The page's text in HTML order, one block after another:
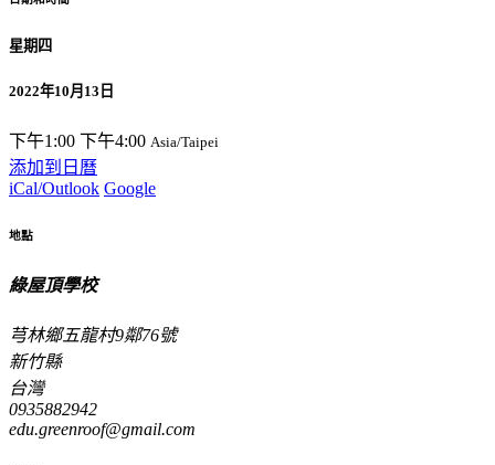
星期四
2022年10月13日
下午1:00 下午4:00 Asia/Taipei
添加到日曆
iCal/Outlook Google
地點
綠屋頂學校
芎林鄉五龍村9鄰76號
新竹縣
台灣
0935882942
edu.greenroof@gmail.com